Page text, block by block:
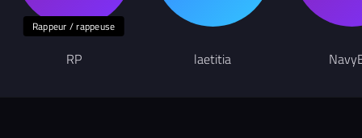
Rappeur / rappeuse
RP laetitia